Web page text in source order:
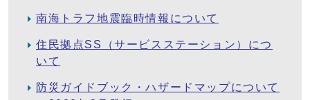
南海トラフ地震臨時情報について
住民拠点SS（サービスステーション）につ
いて
防災ガイドブック・ハザードマップについて